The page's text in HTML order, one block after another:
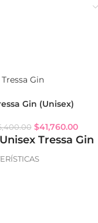
Gin (Unisex)
$41,760.00
Tressa Gin
al agua: WR30
EL
Fecha y día